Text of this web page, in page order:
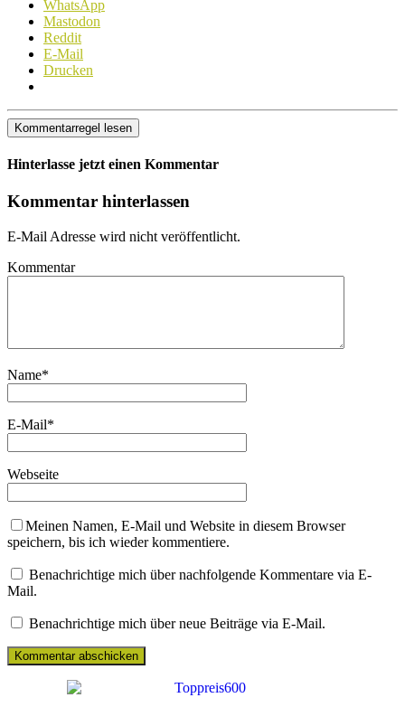
WhatsApp
Mastodon
Reddit
E-Mail
Drucken
Kommentarregel lesen
Hinterlasse jetzt einen Kommentar
Kommentar hinterlassen
E-Mail Adresse wird nicht veröffentlicht.
Kommentar
Name*
E-Mail*
Webseite
Meinen Namen, E-Mail und Website in diesem Browser
speichern, bis ich wieder kommentiere.
Benachrichtige mich über nachfolgende Kommentare via E-
Mail.
Benachrichtige mich über neue Beiträge via E-Mail.